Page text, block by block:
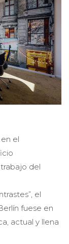
el
del
el
fuese en
actual y llena